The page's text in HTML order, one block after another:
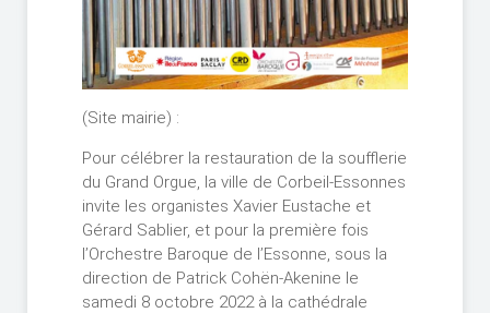
(Site mairie) :
Pour célébrer la restauration de la soufflerie
du Grand Orgue, la ville de Corbeil-Essonnes
invite les organistes Xavier Eustache et
Gérard Sablier, et pour la première fois
l’Orchestre Baroque de l’Essonne, sous la
direction de Patrick Cohën-Akenine le
samedi 8 octobre 2022 à la cathédrale